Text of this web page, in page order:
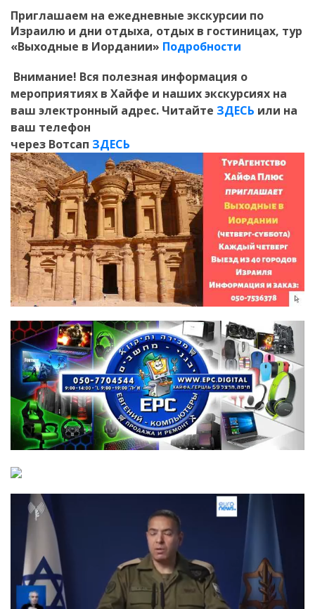
Приглашаем на ежедневные экскурсии по
Израилю и дни отдыха, отдых в гостиницах, тур
«Выходные в Иордании» Подробности
Внимание! Вся полезная информация о
мероприятиях в Хайфе и наших экскурсиях на
ваш электронный адрес. Читайте ЗДЕСЬ или на
ваш телефон
через Вотсап ЗДЕСЬ